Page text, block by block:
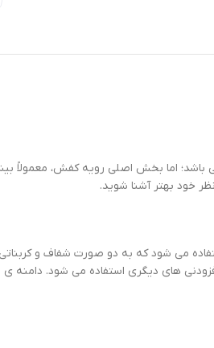
باشد؛ اما بخش اصلی رویه کفش،
خود بهتر آشنا شوید.
می شود که به دو صورت شفاف و
های دیگری استفاده می شود. دامنه ی